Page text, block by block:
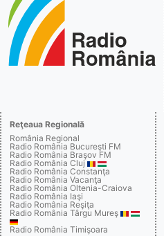
Reţeaua Regională
România Regional
Radio România Bucureşti FM
Radio România Braşov FM
Radio România Cluj
Radio România Constanţa
Radio România Vacanţa
Radio România Oltenia-Craiova
Radio România Iaşi
Radio România Reşiţa
Radio România Târgu Mureş
Radio România Timişoara